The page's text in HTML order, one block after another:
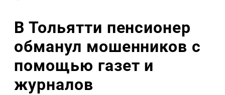
В Тольятти пенсионер
обманул мошенников с
помощью газет и
журналов